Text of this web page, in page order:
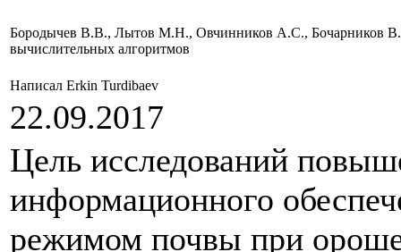
Бородычев В.В., Лытов М.Н., Овчинников А.С., Бочарников
вычислительных алгоритмов
Написал Erkin Turdibaev
22.09.2017
Цель исследований
информационного
режимом почвы при